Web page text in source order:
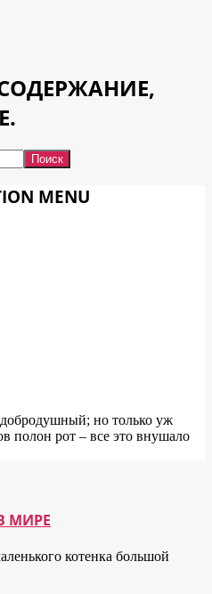
MENU
но только уж
полон рот – все это внушало
МИРЕ